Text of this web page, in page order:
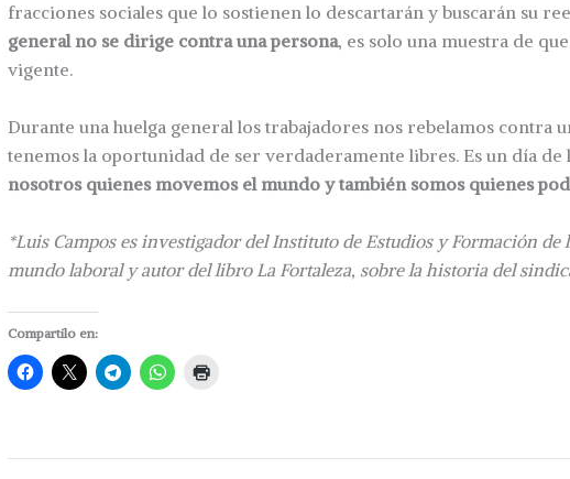
fracciones sociales que lo sostienen lo descartarán y buscarán su
general no se dirige contra una persona, es solo una muestra de
vigente.
Durante una huelga general los trabajadores nos rebelamos contra
tenemos la oportunidad de ser verdaderamente libres. Es un día de
nosotros quienes movemos el mundo y también somos quienes
*Luis Campos es investigador del Instituto de Estudios y Formación de
mundo laboral y autor del libro La Fortaleza, sobre la historia del
Compartilo en: